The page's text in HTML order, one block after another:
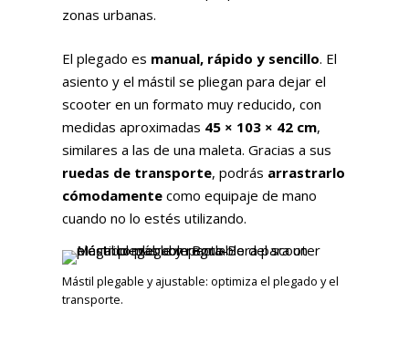
zonas urbanas.
El plegado es manual, rápido y sencillo. El
asiento y el mástil se pliegan para dejar el
scooter en un formato muy reducido, con
medidas aproximadas 45 × 103 × 42 cm,
similares a las de una maleta. Gracias a sus
ruedas de transporte, podrás arrastrarlo
cómodamentecomo equipaje de mano
cuando no lo estés utilizando.
Mástil plegable y ajustable: optimiza el plegado y el
transporte.